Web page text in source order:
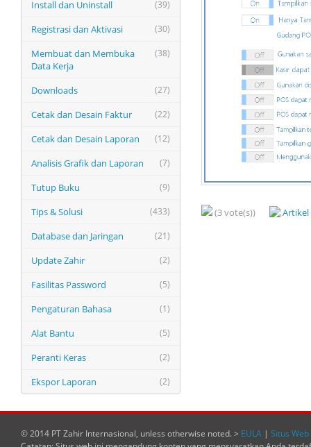
(39)
Install dan Uninstall
(30)
Registrasi dan Aktivasi
(38)
Membuat dan Membuka
Data Kerja
(27)
Downloads
(22)
Cetak dan Desain Faktur
(12)
Cetak dan Desain Laporan
(7)
Analisis Grafik dan Laporan
(9)
Tutup Buku
(433)
Tips & Solusi
(21)
Database dan Jaringan
(2)
Update Zahir
(5)
Fasilitas Password
(1)
Pengaturan Bahasa
(5)
Alat Bantu
(2)
Peranti Keras
(2)
Ekspor Laporan
(3 vote(s))
© 2014 PT Zahir Internasional, unless otherwise noted. > EULA | Situs